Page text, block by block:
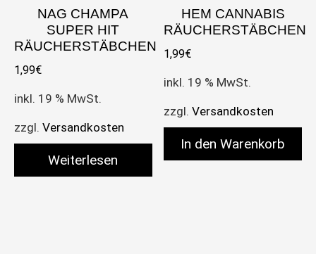
NAG CHAMPA
SUPER HIT
RÄUCHERSTÄBCHEN
1,99€
inkl. 19 % MwSt.
zzgl. Versandkosten
Weiterlesen
HEM CANNABIS
RÄUCHERSTÄBCHEN
1,99€
inkl. 19 % MwSt.
zzgl.Versandkosten
In den Warenkorb